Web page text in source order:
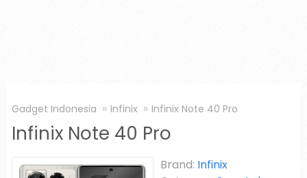
Gadget Indonesia Infinix Infinix Note 40 Pro
Infinix Note 40 Pro
Brand: Infinix